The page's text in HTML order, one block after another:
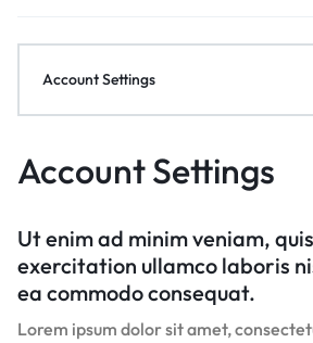
Account Settings
Ut enim ad minim veniam,
exercitation ullamco laboris
ea commodo consequat.
Lorem ipsum dolor sit amet,
Account Settings